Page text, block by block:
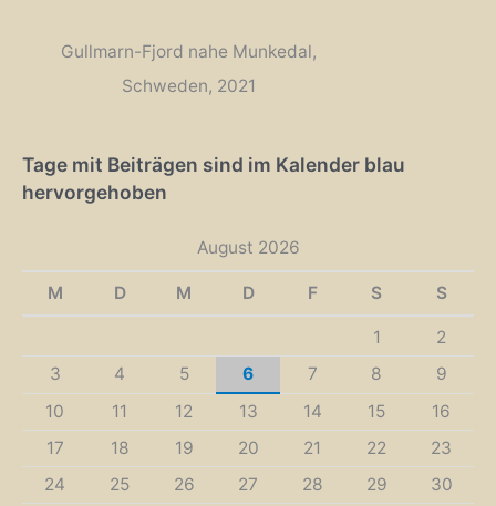
Gullmarn-Fjord nahe Munkedal,
Schweden, 2021
Tage mit Beiträgen sind im Kalender blau
hervorgehoben
August 2026
M D M D F S S
1
2
3
4 5 6 7 8
9
10
11 12 13 14 15
16
17
18 19 20 21 22
23
24
25 26 27 28 29
30